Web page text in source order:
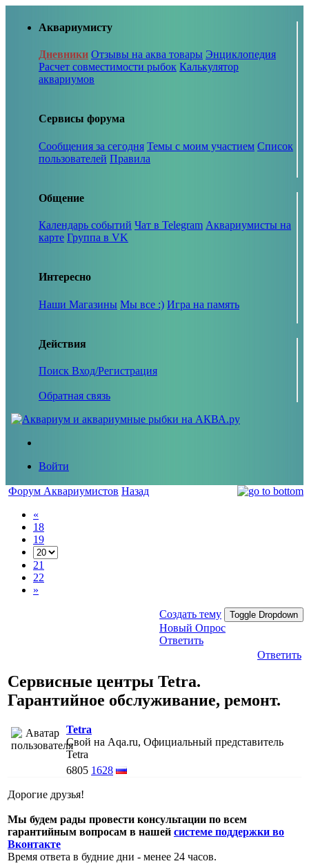
Аквариумисту
Дневники Отзывы на аква товары Энциклопедия
Расчет совместимости рыбок Калькулятор
аквариумов
Сервисы форума
Сообщения за сегодня Темы с моим участием Список
пользователей Правила
Общение
Календарь событий Чат в Telegram Аквариумисты на
карте Группа в VK
Интересно
Наши Магазины Мы все :) Игра на память
Действия
Поиск Вход/Регистрация
Обратная связь
Войти
Форум Аквариумистов Назад
«
18
19
21
22
»
Создать тему Toggle Dropdown
Новый Опрос
Ответить
Ответить
Сервисные центры Tetra.
Гарантийное обслуживание, ремонт.
Tetra
Свой на Aqa.ru, Официальный представитель
Tetra
6805 1628
Дорогие друзья!
Мы будем рады провести консультации по всем
гарантийным вопросам в нашей системе поддержки во
Вконтакте
Время ответа в будние дни - менее 24 часов.